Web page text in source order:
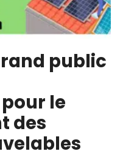
public
le
des